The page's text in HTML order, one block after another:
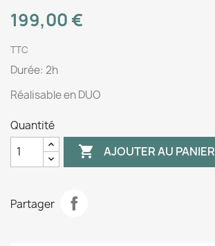
199,00 €
TTC
Durée: 2h
Réalisable en DUO
Quantité
 AJOUTER AU PANIER
Partager